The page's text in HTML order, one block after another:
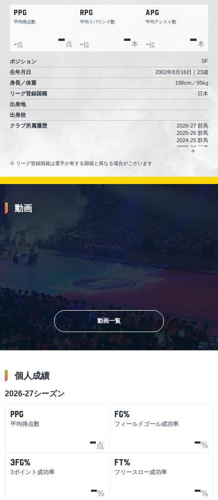
ポジション
SF
生年月日
2002年8月16日｜23歳
身長／体重
198cm／95kg
リーグ登録国籍
日本
出身地
出身校
クラブ所属履歴
2026-27 群馬
2025-26 群馬
2024-25 群馬
2023-24 三遠
2022-23 京都
リーグ登録国籍は選手が有する国籍と異なる場合がございます
PPG
平均得点数
- 点
-位
RPG
平均リバウンド数
-本
-位
APG
平均アシスト数
-本
-位
動画
【プレーまとめ】B.LEAGUE選抜
チーム「B.LEAGUE UNITED」出
場選手紹介①｜B.LEAGUE
GLOBAL INVITATIONAL 2025
2025.02.25
を与える現役大学生たち！
動画一覧
個人成績
2026-27シーズン
PPG
平均得点数
-点
FG%
フィールドゴール成功率
-%
3FG%
3ポイント成功率
-%
FT%
フリースロー成功率
-%